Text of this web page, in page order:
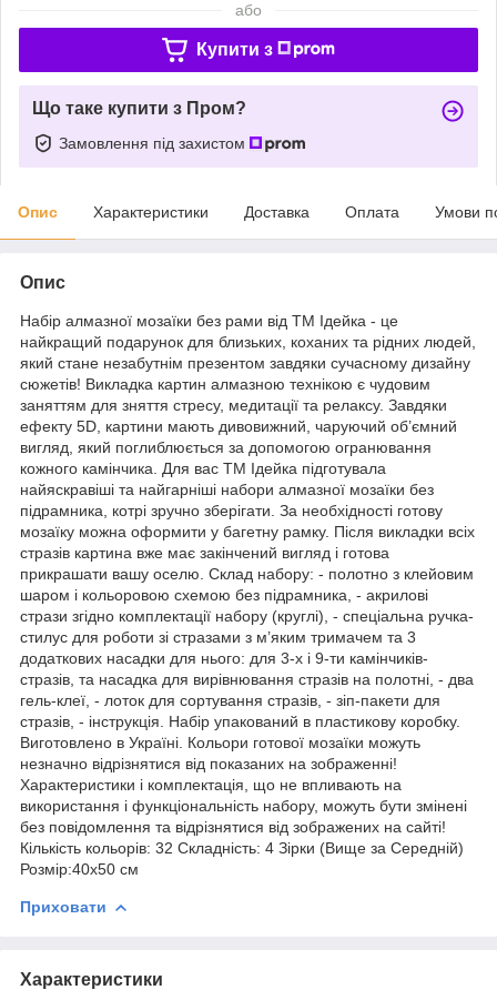
або
Купити з
Що таке купити з Пром?
Замовлення під захистом
Опис Характеристики Доставка Оплата Умови
Опис
Набір алмазної мозаїки без рами від ТМ Ідейка - це
найкращий подарунок для близьких, коханих та рідних людей,
який стане незабутнім презентом завдяки сучасному дизайну
сюжетів! Викладка картин алмазною технікою є чудовим
заняттям для зняття стресу, медитації та релаксу. Завдяки
ефекту 5D, картини мають дивовижний, чаруючий об’ємний
вигляд, який поглиблюється за допомогою огранювання
кожного камінчика. Для вас ТМ Ідейка підготувала
найяскравіші та найгарніші набори алмазної мозаїки без
підрамника, котрі зручно зберігати. За необхідності готову
мозаїку можна оформити у багетну рамку. Після викладки всіх
стразів картина вже має закінчений вигляд і готова
прикрашати вашу оселю. Склад набору: - полотно з клейовим
шаром і кольоровою схемою без підрамника, - акрилові
стрази згідно комплектації набору (круглі), - спеціальна ручка-
стилус для роботи зі стразами з м’яким тримачем та 3
додаткових насадки для нього: для 3-х і 9-ти камінчиків-
стразів, та насадка для вирівнювання стразів на полотні, - два
гель-клеї, - лоток для сортування стразів, - зіп-пакети для
стразів, - інструкція. Набір упакований в пластикову коробку.
Виготовлено в Україні. Кольори готової мозаїки можуть
незначно відрізнятися від показаних на зображенні!
Характеристики і комплектація, що не впливають на
використання і функціональність набору, можуть бути змінені
без повідомлення та відрізнятися від зображених на сайті!
Кількість кольорів: 32 Складність: 4 Зірки (Вище за Середній)
Розмір:40х50 см
Приховати
Характеристики